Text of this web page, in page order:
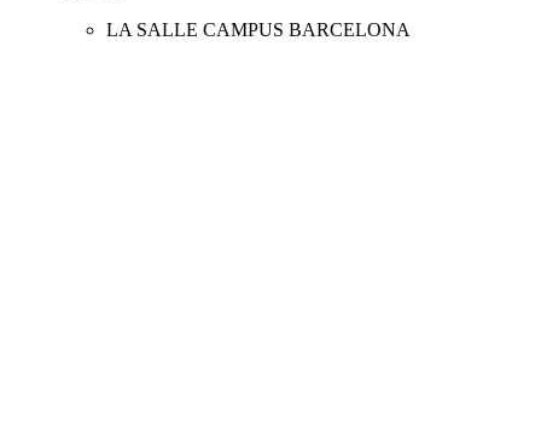
LA SALLE CAMPUS BARCELONA